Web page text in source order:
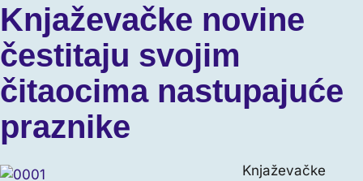
Knjaževačke novine
čestitaju svojim
čitaocima nastupajuće
praznike
Knjaževačke